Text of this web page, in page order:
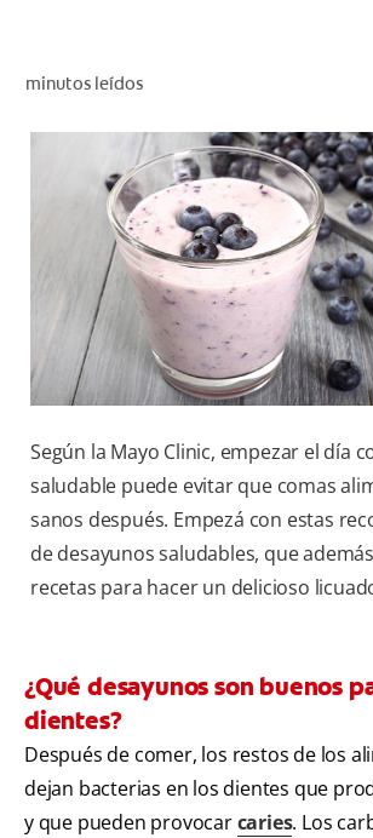
PARA
minutos leídos
Según la Mayo Clinic, empezar el día
saludable puede evitar que comas
sanos después. Empezá con estas
de desayunos saludables, que
recetas para hacer un delicioso
¿Qué desayunos son buenos
dientes?
Después de comer, los restos de los
dejan bacterias en los dientes que
y que pueden provocarcaries. Los